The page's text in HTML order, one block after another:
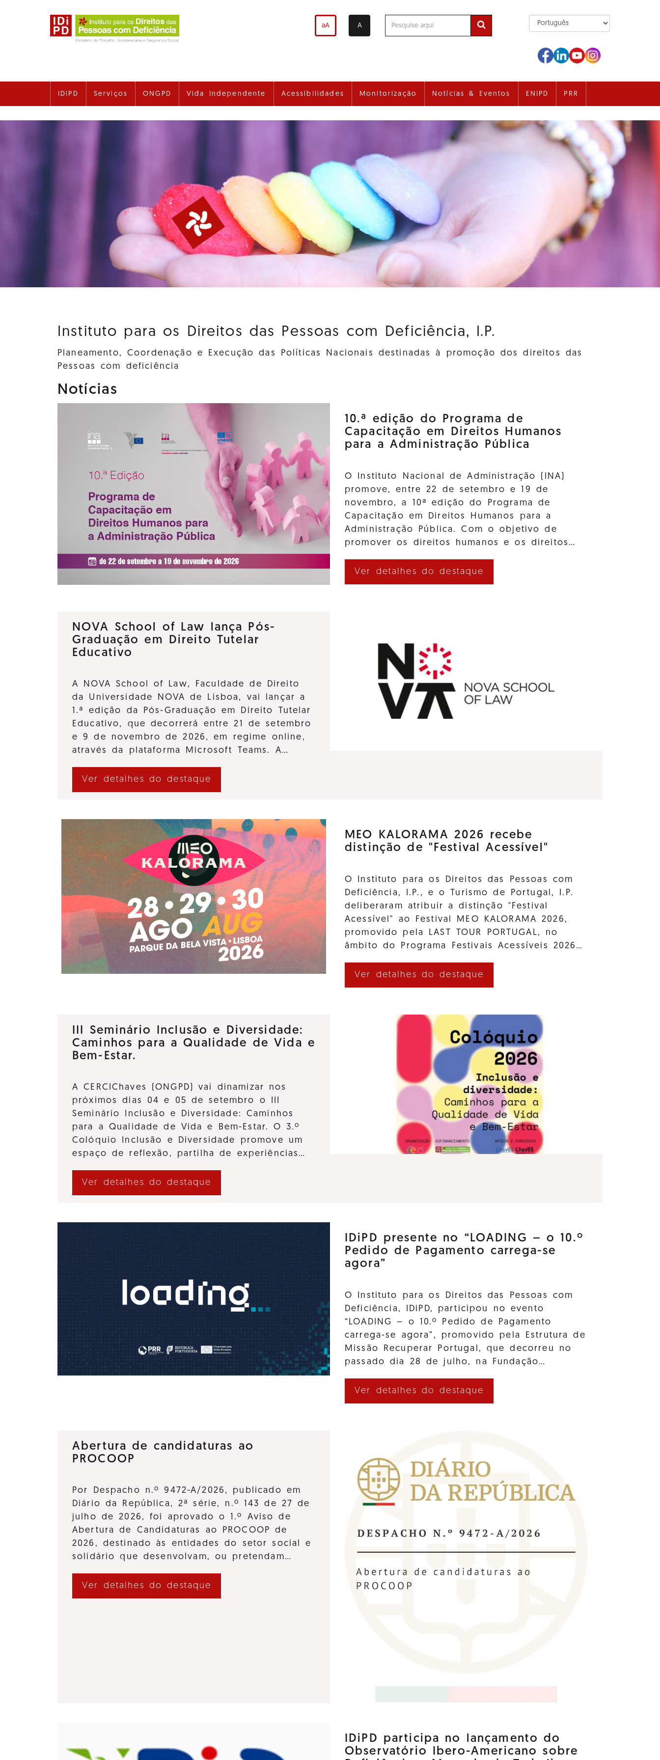
aA A
IDiPD Serviços ONGPD Vida Independente Acessibilidades Monitorização Notícias & Eventos ENIPD PRR
Instituto para os Direitos das Pessoas com Deficiência, I.P.
Planeamento, Coordenação e Execução das Políticas Nacionais destinadas à promoção dos direitos das
Pessoas com deficiência
Notícias
10.ª edição do Programa de
Capacitação em Direitos Humanos
para a Administração Pública
O Instituto Nacional de Administração (INA)
promove, entre 22 de setembro e 19 de
novembro, a 10ª edição do Programa de
Capacitação em Direitos Humanos para a
Administração Pública. Com o objetivo de
promover os direitos humanos e os direitos…
Ver detalhes do destaque
NOVA School of Law lança Pós-
Graduação em Direito Tutelar
Educativo
A NOVA School of Law, Faculdade de Direito
da Universidade NOVA de Lisboa, vai lançar a
1.ª edição da Pós-Graduação em Direito Tutelar
Educativo, que decorrerá entre 21 de setembro
e 9 de novembro de 2026, em regime online,
através da plataforma Microsoft Teams. A…
Ver detalhes do destaque
MEO KALORAMA 2026 recebe
distinção de "Festival Acessível"
O Instituto para os Direitos das Pessoas com
Deficiência, I.P., e o Turismo de Portugal, I.P.
deliberaram atribuir a distinção "Festival
Acessível" ao Festival MEO KALORAMA 2026,
promovido pela LAST TOUR PORTUGAL, no
âmbito do Programa Festivais Acessíveis 2026…
Ver detalhes do destaque
III Seminário Inclusão e Diversidade:
Caminhos para a Qualidade de Vida e
Bem-Estar.
A CERCIChaves (ONGPD) vai dinamizar nos
próximos dias 04 e 05 de setembro o III
Seminário Inclusão e Diversidade: Caminhos
para a Qualidade de Vida e Bem-Estar. O 3.º
Colóquio Inclusão e Diversidade promove um
espaço de reflexão, partilha de experiências…
Ver detalhes do destaque
IDiPD presente no “LOADING – o 10.º
Pedido de Pagamento carrega-se
agora”
O Instituto para os Direitos das Pessoas com
Deficiência, IDiPD, participou no evento
“LOADING – o 10.º Pedido de Pagamento
carrega-se agora”, promovido pela Estrutura de
Missão Recuperar Portugal, que decorreu no
passado dia 28 de julho, na Fundação…
Ver detalhes do destaque
Abertura de candidaturas ao
PROCOOP
Por Despacho n.º 9472-A/2026, publicado em
Diário da República, 2ª série, n.º 143 de 27 de
julho de 2026, foi aprovado o 1.º Aviso de
Abertura de Candidaturas ao PROCOOP de
2026, destinado às entidades do setor social e
solidário que desenvolvam, ou pretendam…
Ver detalhes do destaque
IDiPD participa no lançamento do
Observatório Ibero-Americano sobre